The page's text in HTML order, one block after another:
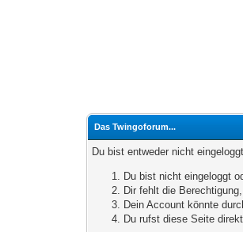
Das Twingoforum...
Du bist entweder nicht
Du bist nicht eingeloggt
Dir fehlt die
Dein Account könnte
Du rufst diese Seite